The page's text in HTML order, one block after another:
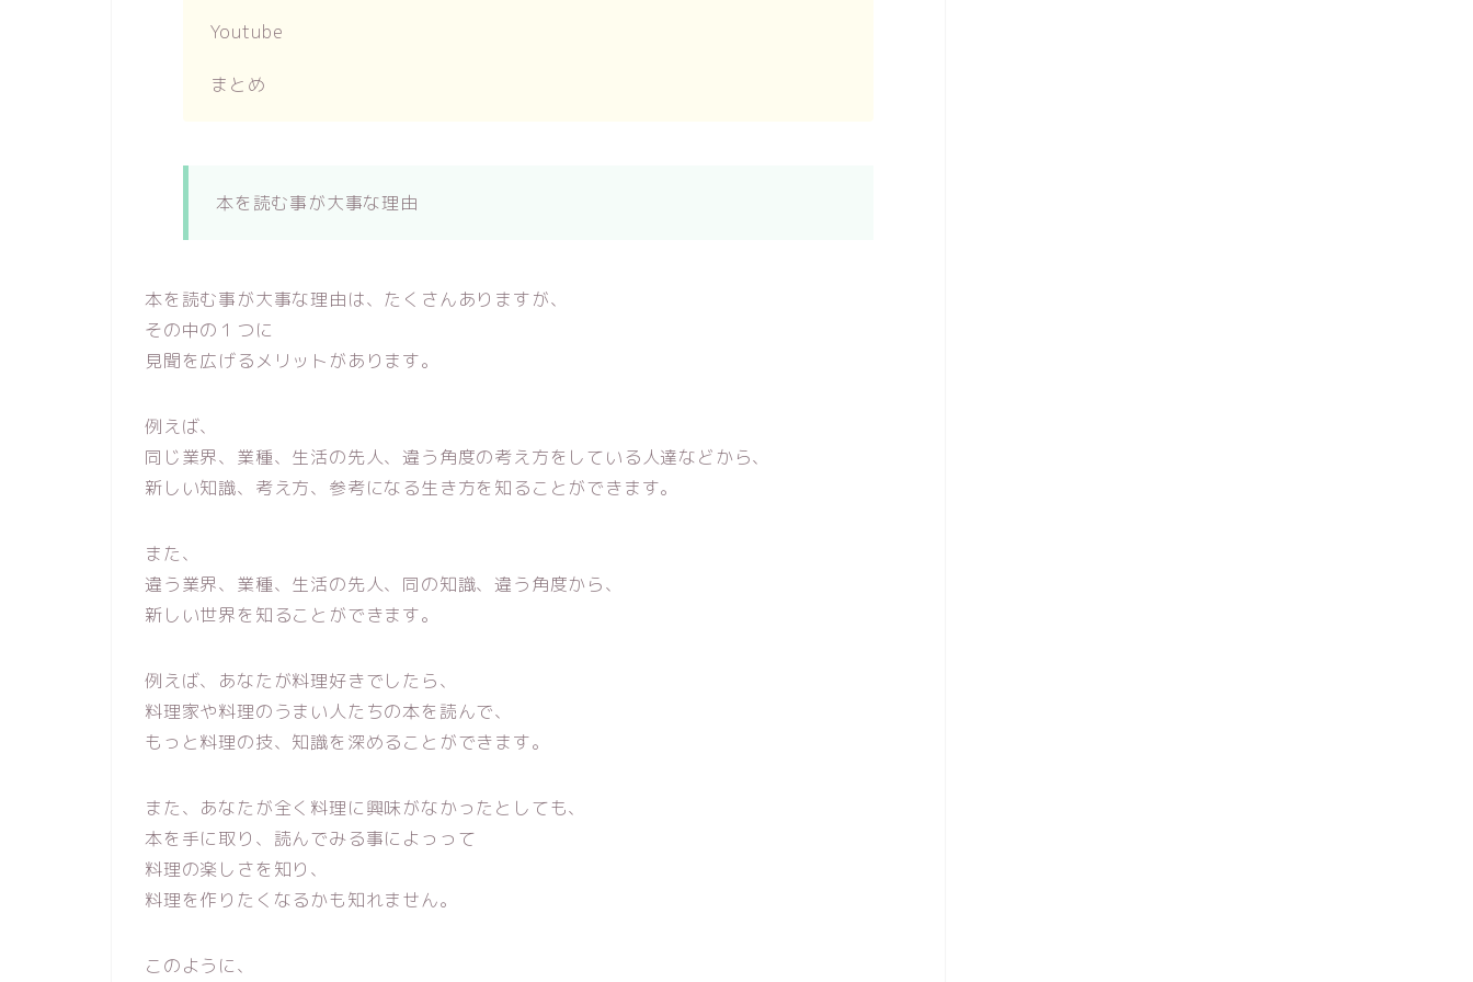
Youtube
まとめ
本を読む事が大事な理由
本を読む事が大事な理由は、たくさんありますが、
その中の１つに
見聞を広げるメリットがあります。
例えば、
同じ業界、業種、生活の先人、違う角度の考え方をしている人達などから、
新しい知識、考え方、参考になる生き方を知ることができます。
また、
違う業界、業種、生活の先人、同の知識、違う角度から、
新しい世界を知ることができます。
例えば、あなたが料理好きでしたら、
料理家や料理のうまい人たちの本を読んで、
もっと料理の技、知識を深めることができます。
また、あなたが全く料理に興味がなかったとしても、
本を手に取り、読んでみる事によっって
料理の楽しさを知り、
料理を作りたくなるかも知れません。
このように、